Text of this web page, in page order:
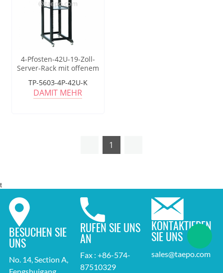
4-Pfosten-42U-19-Zoll-
Server-Rack mit offenem
TP-5603-4P-42U-K
DAMIT MEHR
1
t
BESUCHEN SIE
UNS
No. 14, Section A,
RUFEN SIE UNS
AN
Fax : +86-574-
87510329
KONTAKTIEREN
SIE UNS
sales@taepo.com